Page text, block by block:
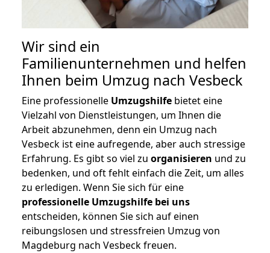
Wir sind ein
Familienunternehmen und helfen
Ihnen beim Umzug nach Vesbeck
Eine professionelle Umzugshilfe bietet eine
Vielzahl von Dienstleistungen, um Ihnen die
Arbeit abzunehmen, denn ein Umzug nach
Vesbeck ist eine aufregende, aber auch stressige
Erfahrung. Es gibt so viel zu organisieren und zu
bedenken, und oft fehlt einfach die Zeit, um alles
zu erledigen. Wenn Sie sich für eine
professionelle Umzugshilfe bei uns
entscheiden, können Sie sich auf einen
reibungslosen und stressfreien Umzug von
Magdeburg nach Vesbeck freuen.